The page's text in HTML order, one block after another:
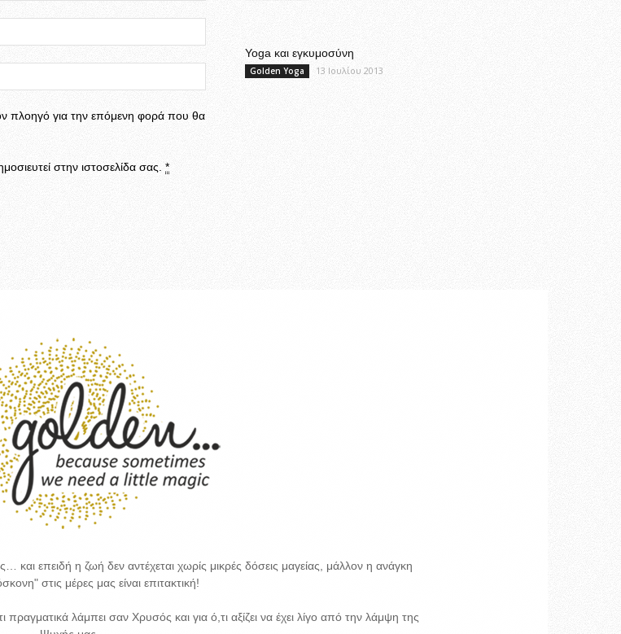
πλοηγό για την επόμενη φορά που θα
στην ιστοσελίδα σας. *
Yoga και εγκυμοσύνη
Golden Yoga 13 Ιουλίου 2013
επειδή η ζωή δεν αντέχεται χωρίς μικρές δόσεις μαγείας, μάλλον η ανάγκη
στις μέρες μας είναι επιτακτική!
λάμπει σαν Χρυσός και για ό,τι αξίζει να έχει λίγο από την λάμψη της